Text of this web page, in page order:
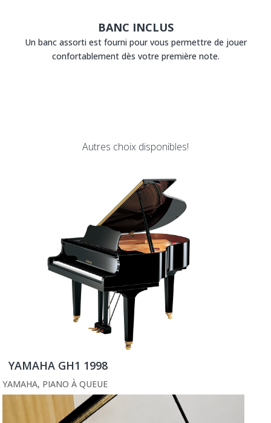
BANC INCLUS
Un banc assorti est fourni pour vous permettre de jouer
confortablement dès votre première note.
Autres choix disponibles!
YAMAHA GH1 1998
YAMAHA, PIANO À QUEUE